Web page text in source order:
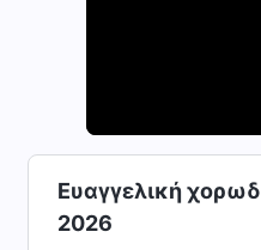
Ευαγγελική
2026